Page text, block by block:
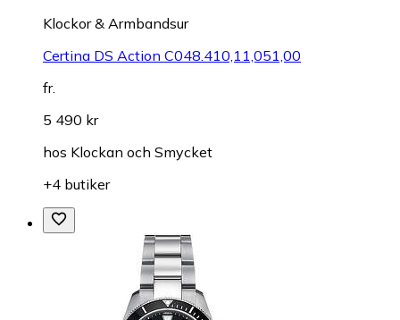
Klockor & Armbandsur
Certina DS Action C048.410,11,051,00
fr.
5 490 kr
hos Klockan och Smycket
+4 butiker